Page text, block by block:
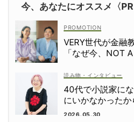
今、あなたにオススメ〈PR
VERY世代が金融
「なぜ今、NOT
読み物・インタビュー
40代で小説家に
にいかなかったか
2026.05.30